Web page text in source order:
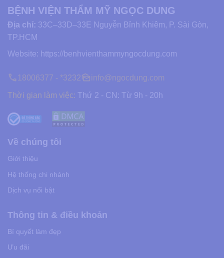
BỆNH VIỆN THẨM MỸ NGỌC DUNG
Địa chỉ: 33C–33D–33E Nguyễn Bỉnh Khiêm, P. Sài Gòn,
TP.HCM
Website: https://benhvienthammyngocdung.com
18006377 - *3232 info@ngocdung.com
Thời gian làm việc: Thứ 2 - CN: Từ 9h - 20h
Về chúng tôi
Giới thiệu
Hệ thống chi nhánh
Dịch vụ nổi bật
Thông tin & điều khoản
Bí quyết làm đẹp
Ưu đãi